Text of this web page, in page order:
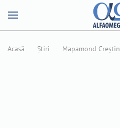
Acasă Știri Mapamond Creștin